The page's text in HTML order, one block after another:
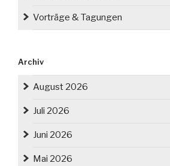
Vorträge & Tagungen
Archiv
August 2026
Juli 2026
Juni 2026
Mai 2026